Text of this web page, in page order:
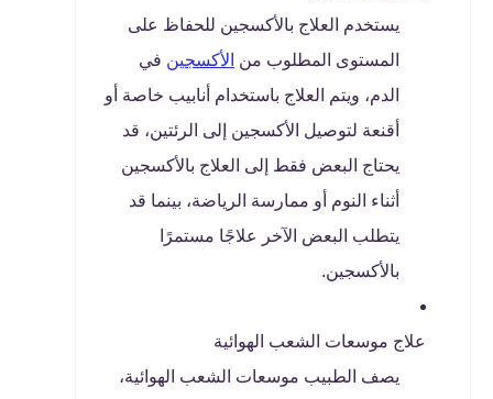
يستخدم العلاج بالأكسجين للحفاظ على
المستوى المطلوب من الأكسجين في
الدم، ويتم العلاج باستخدام أنابيب خاصة أو
أقنعة لتوصيل الأكسجين إلى الرئتين، قد
يحتاج البعض فقط إلى العلاج بالأكسجين
أثناء النوم أو ممارسة الرياضة، بينما قد
يتطلب البعض الآخر علاجًا مستمرًا
بالأكسجين.
علاج موسعات الشعب الهوائية
يصف الطبيب موسعات الشعب الهوائية،